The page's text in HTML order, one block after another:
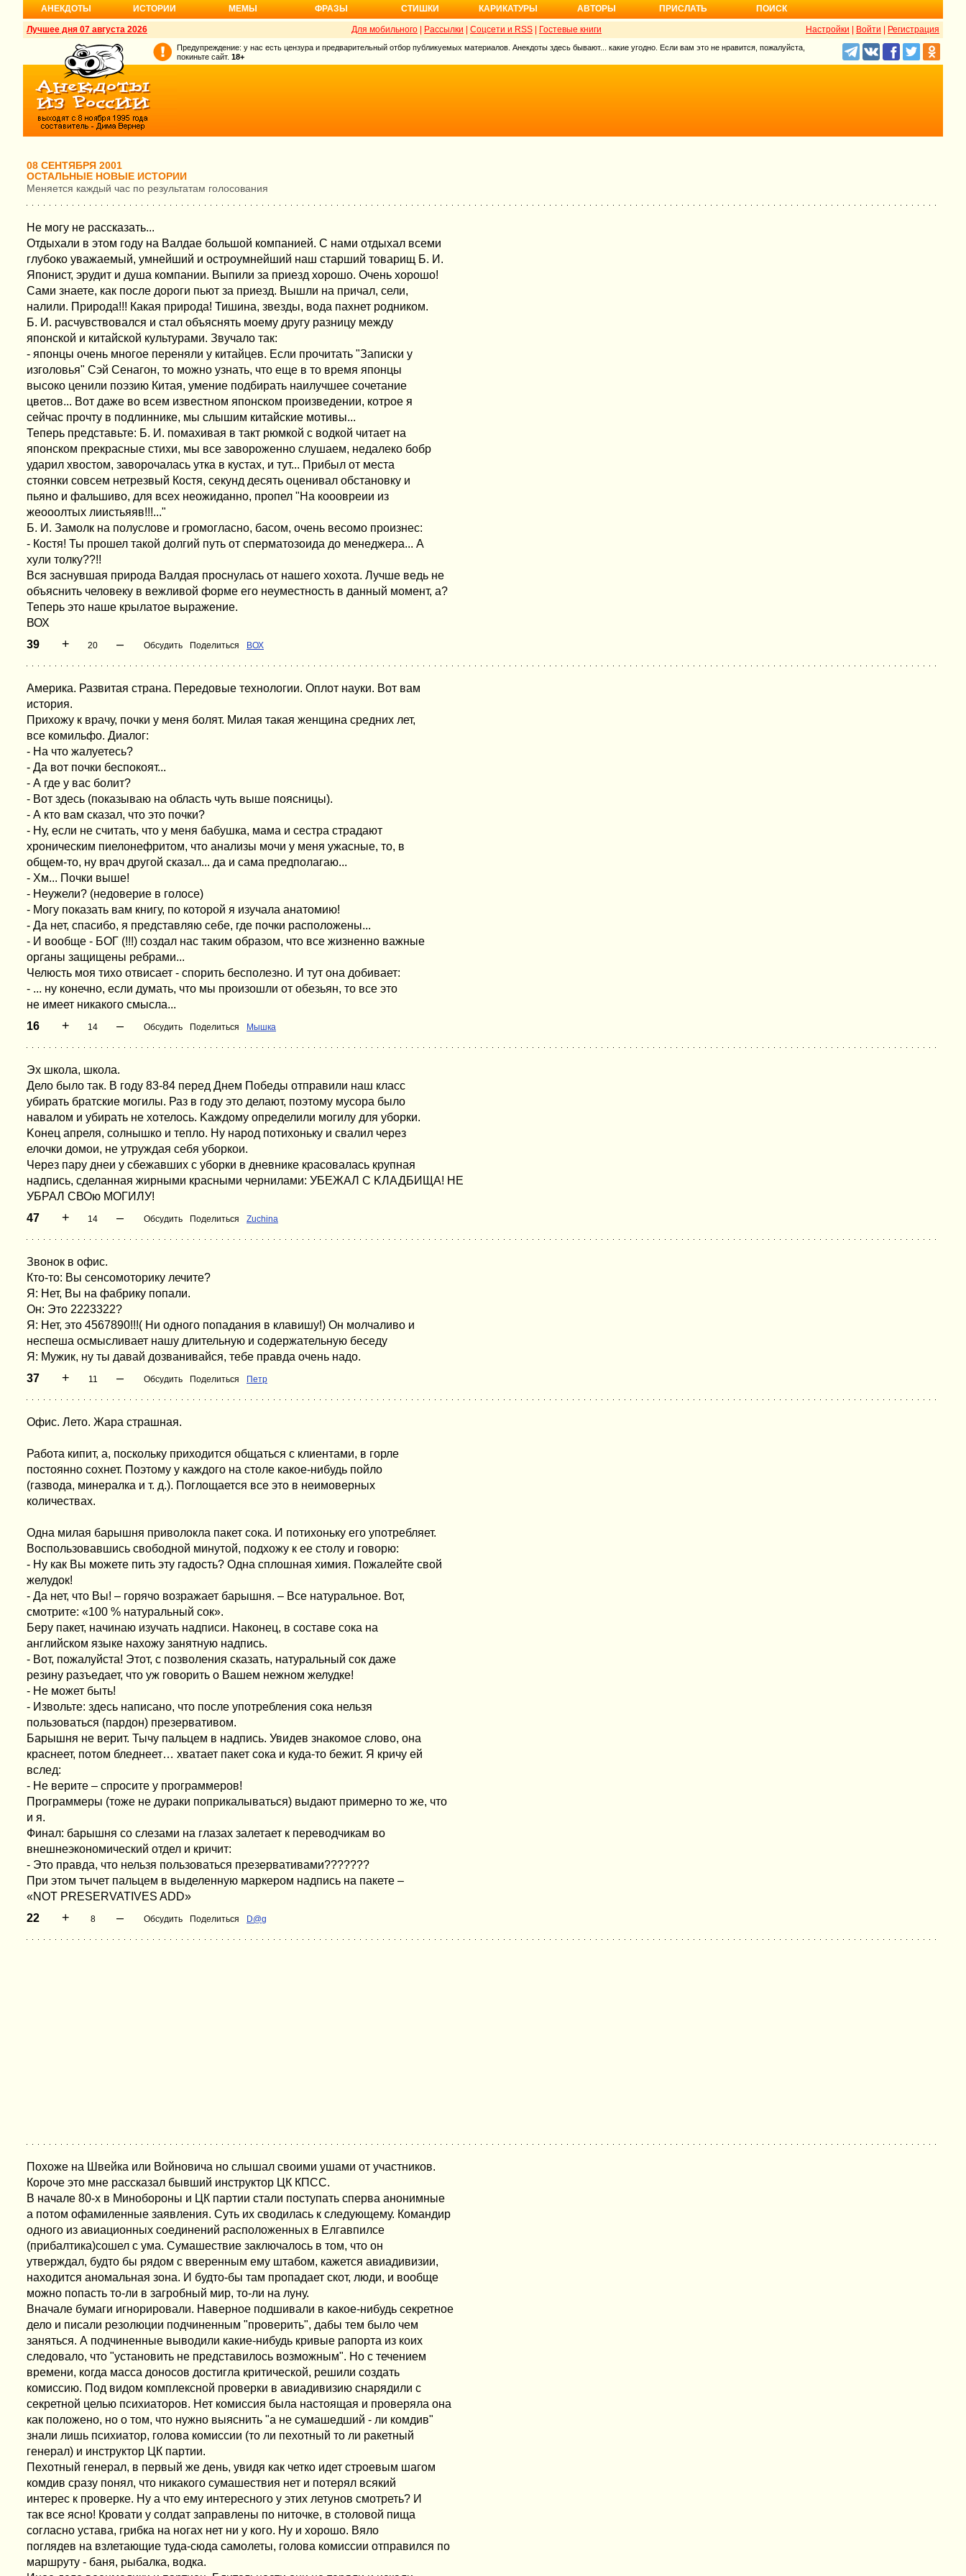
АНЕКДОТЫ ИСТОРИИ МЕМЫ ФРАЗЫ СТИШКИ КАРИКАТУРЫ АВТОРЫ ПРИСЛАТЬ ПОИСК
Лучшее дня 07 августа 2026 Настройки Войти Регистрация
Для мобильного Рассылки Соцсети и RSS Гостевые книги
Предупреждение: у нас есть цензура и предварительный отбор публикуемых материалов. Анекдоты здесь бывают... какие угодно. Если вам это не нравится, пожалуйста,
покиньте сайт. 18+
08 СЕНТЯБРЯ 2001
ОСТАЛЬНЫЕ НОВЫЕ ИСТОРИИ
Меняется каждый час по результатам голосования
Не могу не рассказать...
Отдыхали в этом году на Валдае большой компанией. С нами отдыхал всеми
глубоко уважаемый, умнейший и остроумнейший наш старший товарищ Б. И.
Японист, эрудит и душа компании. Выпили за приезд хорошо. Очень хорошо!
Сами знаете, как после дороги пьют за приезд. Вышли на причал, сели,
налили. Природа!!! Какая природа! Тишина, звезды, вода пахнет родником.
Б. И. расчувствовался и стал объяснять моему другу разницу между
японской и китайской культурами. Звучало так:
- японцы очень многое переняли у китайцев. Если прочитать "Записки у
изголовья" Сэй Сенагон, то можно узнать, что еще в то время японцы
высоко ценили поэзию Китая, умение подбирать наилучшее сочетание
цветов... Вот даже во всем известном японском произведении, котрое я
сейчас прочту в подлиннике, мы слышим китайские мотивы...
Теперь представьте: Б. И. помахивая в такт рюмкой с водкой читает на
японском прекрасные стихи, мы все завороженно слушаем, недалеко бобр
ударил хвостом, заворочалась утка в кустах, и тут... Прибыл от места
стоянки совсем нетрезвый Костя, секунд десять оценивал обстановку и
пьяно и фальшиво, для всех неожиданно, пропел "На кооовреии из
жеооолтых лиистьяяв!!!..."
Б. И. Замолк на полуслове и громогласно, басом, очень весомо произнес:
- Костя! Ты прошел такой долгий путь от сперматозоида до менеджера... А
хули толку??!!
Вся заснувшая природа Валдая проснулась от нашего хохота. Лучше ведь не
объяснить человеку в вежливой форме его неуместность в данный момент, а?
Теперь это наше крылатое выражение.
ВОХ
39
+ 20 – Обсудить Поделиться ВОХ
Америка. Развитая страна. Передовые технологии. Оплот науки. Вот вам
история.
Прихожу к врачу, почки у меня болят. Милая такая женщина средних лет,
все комильфо. Диалог:
- На что жалуетесь?
- Да вот почки беспокоят...
- А где у вас болит?
- Вот здесь (показываю на область чуть выше поясницы).
- А кто вам сказал, что это почки?
- Ну, если не считать, что у меня бабушка, мама и сестра страдают
хроническим пиелонефритом, что анализы мочи у меня ужасные, то, в
общем-то, ну врач другой сказал... да и сама предполагаю...
- Хм... Почки выше!
- Неужели? (недоверие в голосе)
- Могу показать вам книгу, по которой я изучала анатомию!
- Да нет, спасибо, я представляю себе, где почки расположены...
- И вообще - БОГ (!!!) создал нас таким образом, что все жизненно важные
органы защищены ребрами...
Челюсть моя тихо отвисает - спорить бесполезно. И тут она добивает:
- ... ну конечно, если думать, что мы произошли от обезьян, то все это
не имеет никакого смысла...
16
+ 14 – Обсудить Поделиться Мышка
Эх школа, школа.
Дело было так. В году 83-84 перед Днем Победы отправили наш класс
убирать брaтские могилы. Раз в году это делают, поэтому мусора было
навалом и убирать не хотелось. Kаждому определили могилу для уборки.
Kонец апреля, солнышко и тепло. Ну народ потихоньку и свалил через
елочки домои, не утруждая себя уборкои.
Через пару днеи y сбежавших с уборки в дневнике красовалась крупная
надпись, сделанная жирными красными чернилами: УБЕЖАЛ С KЛАДБИЩА! НЕ
УБРАЛ СВОю МОГИЛУ!
47
+ 14 – Обсудить Поделиться Zuchina
Звонок в офис.
Кто-то: Вы сенсомоторику лечите?
Я: Нет, Вы на фабрику попали.
Он: Это 2223322?
Я: Нет, это 4567890!!!( Ни одного попадания в клавишу!) Он молчаливо и
неспеша осмысливает нашу длительную и содержательную беседу
Я: Мужик, ну ты давай дозванивайся, тебе правда очень надо.
37
+ 11 – Обсудить Поделиться Петр
Офис. Лето. Жара страшная.
Работа кипит, а, поскольку приходится общаться с клиентами, в горле
постоянно сохнет. Поэтому у каждого на столе какое-нибудь пойло
(газвода, минералка и т. д.). Поглощается все это в неимоверных
количествах.
Одна милая барышня приволокла пакет сока. И потихоньку его употребляет.
Воспользовавшись свободной минутой, подхожу к ее столу и говорю:
- Ну как Вы можете пить эту гадость? Одна сплошная химия. Пожалейте свой
желудок!
- Да нет, что Вы! – горячо возражает барышня. – Все натуральное. Вот,
смотрите: «100 % натуральный сок».
Беру пакет, начинаю изучать надписи. Наконец, в составе сока на
английском языке нахожу занятную надпись.
- Вот, пожалуйста! Этот, с позволения сказать, натуральный сок даже
резину разъедает, что уж говорить о Вашем нежном желудке!
- Не может быть!
- Извольте: здесь написано, что после употребления сока нельзя
пользоваться (пардон) презервативом.
Барышня не верит. Тычу пальцем в надпись. Увидев знакомое слово, она
краснеет, потом бледнеет… хватает пакет сока и куда-то бежит. Я кричу ей
вслед:
- Не верите – спросите у программеров!
Программеры (тоже не дураки поприкалываться) выдают примерно то же, что
и я.
Финал: барышня со слезами на глазах залетает к переводчикам во
внешнеэкономический отдел и кричит:
- Это правда, что нельзя пользоваться презервативами???????
При этом тычет пальцем в выделенную маркером надпись на пакете –
«NOT PRESERVATIVES ADD»
22
+ 8 – Обсудить Поделиться D@g
Похоже на Швейка или Войновича но слышал своими ушами от участников.
Короче это мне рассказал бывший инструктор ЦК КПСС.
В начале 80-х в Минобороны и ЦК партии стали поступать сперва анонимные
а потом офамиленные заявления. Суть их сводилась к следующему. Командир
одного из авиационных соединений расположенных в Елгавпилсе
(прибалтика)сошел с ума. Сумашествие заключалось в том, что он
утверждал, будто бы рядом с вверенным ему штабом, кажется авиадивизии,
находится аномальная зона. И будто-бы там пропадает скот, люди, и вообще
можно попасть то-ли в загробный мир, то-ли на луну.
Вначале бумаги игнорировали. Наверное подшивали в какое-нибудь секретное
дело и писали резолюции подчиненным "проверить", дабы тем было чем
заняться. А подчиненные выводили какие-нибудь кривые рапорта из коих
следовало, что "установить не представилось возможным". Но с течением
времени, когда масса доносов достигла критической, решили создать
комиссию. Под видом комплексной проверки в авиадивизию снарядили с
секретной целью психиаторов. Нет комиссия была настоящая и проверяла она
как положено, но о том, что нужно выяснить "а не сумашедший - ли комдив"
знали лишь психиатор, голова комиссии (то ли пехотный то ли ракетный
генерал) и инструктор ЦК партии.
Пехотный генерал, в первый же день, увидя как четко идет строевым шагом
комдив сразу понял, что никакого сумашествия нет и потерял всякий
интерес к проверке. Ну а что ему интересного у этих летунов смотреть? И
так все ясно! Кровати у солдат заправлены по ниточке, в столовой пища
согласно устава, грибка на ногах нет ни у кого. Ну и хорошо. Вяло
поглядев на взлетающие туда-сюда самолеты, голова комиссии отправился по
маршруту - баня, рыбалка, водка.